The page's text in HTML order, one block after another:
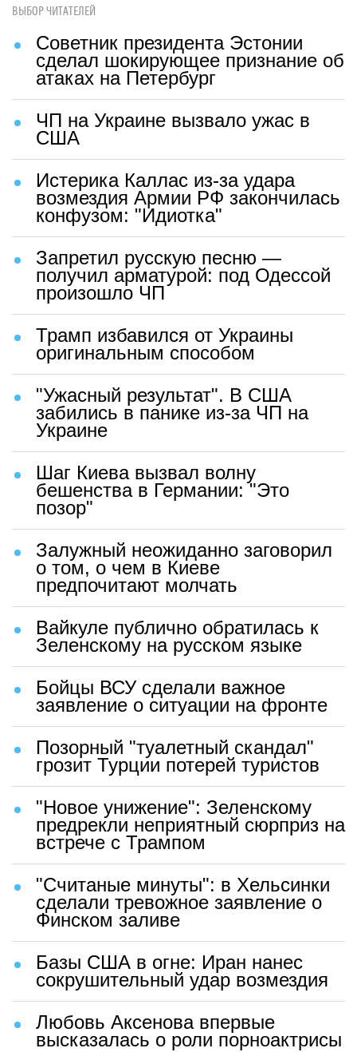
ВЫБОР ЧИТАТЕЛЕЙ
Советник президента Эстонии
сделал шокирующее признание об
атаках на Петербург
ЧП на Украине вызвало ужас в
США
Истерика Каллас из-за удара
возмездия Армии РФ закончилась
конфузом: "Идиотка"
Запретил русскую песню —
получил арматурой: под Одессой
произошло ЧП
Трамп избавился от Украины
оригинальным способом
"Ужасный результат". В США
забились в панике из-за ЧП на
Украине
Шаг Киева вызвал волну
бешенства в Германии: "Это
позор"
Залужный неожиданно заговорил
о том, о чем в Киеве
предпочитают молчать
Вайкуле публично обратилась к
Зеленскому на русском языке
Бойцы ВСУ сделали важное
заявление о ситуации на фронте
Позорный "туалетный скандал"
грозит Турции потерей туристов
"Новое унижение": Зеленскому
предрекли неприятный сюрприз на
встрече с Трампом
"Считаные минуты": в Хельсинки
сделали тревожное заявление о
Финском заливе
Базы США в огне: Иран нанес
сокрушительный удар возмездия
Любовь Аксенова впервые
высказалась о роли порноактрисы